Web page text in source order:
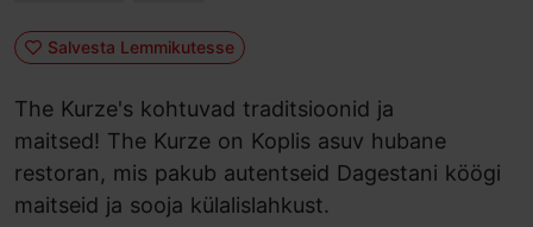
Salvesta Lemmikutesse
The Kurze's kohtuvad traditsioonid ja
maitsed! The Kurze on Koplis asuv hubane
restoran, mis pakub autentseid Dagestani köögi
maitseid ja sooja külalislahkust.